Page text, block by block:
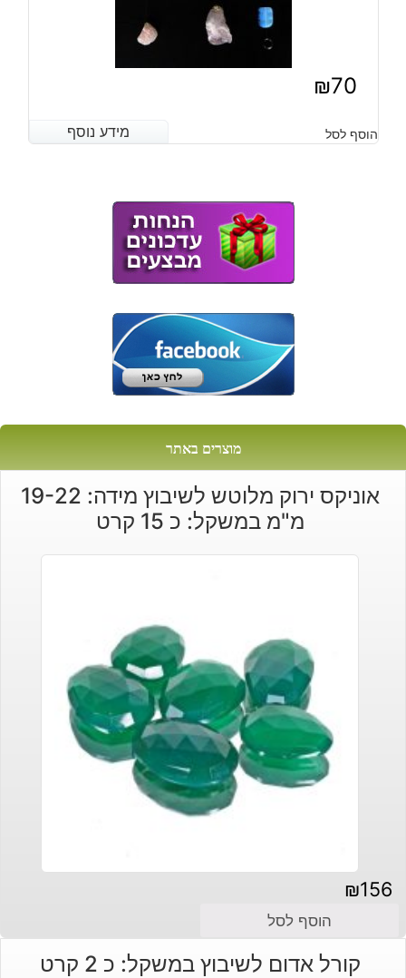
₪70
מידע נוסף הוסף לסל מידע נוסף
מוצרים באתר
אוניקס ירוק מלוטש לשיבוץ מידה: 19-22
מ"מ במשקל: כ 15 קרט
₪156
הוסף לסל
קורל אדום לשיבוץ במשקל: כ 2 קרט